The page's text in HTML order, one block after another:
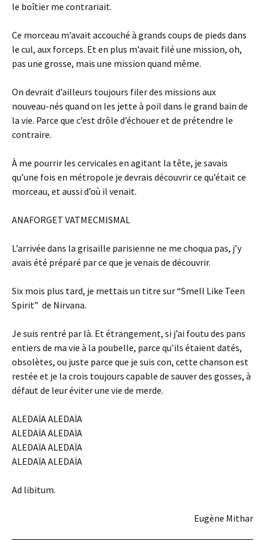
le boîtier me contrariait.
Ce morceau m’avait accouché à grands coups de pieds dans
le cul, aux forceps. Et en plus m’avait filé une mission, oh,
pas une grosse, mais une mission quand même.
On devrait d’ailleurs toujours filer des missions aux
nouveau-nés quand on les jette à poil dans le grand bain de
la vie. Parce que c’est drôle d’échouer et de prétendre le
contraire.
À me pourrir les cervicales en agitant la tête, je savais
qu’une fois en métropole je devrais découvrir ce qu’était ce
morceau, et aussi d’où il venait.
ANAFORGET VATMECMISMAL
L’arrivée dans la grisaille parisienne ne me choqua pas, j’y
avais été préparé par ce que je venais de découvrir.
Six mois plus tard, je mettais un titre sur “Smell Like Teen
Spirit” de Nirvana.
Je suis rentré par là. Et étrangement, si j’ai foutu des pans
entiers de ma vie à la poubelle, parce qu’ils étaient datés,
obsolètes, ou juste parce que je suis con, cette chanson est
restée et je la crois toujours capable de sauver des gosses, à
défaut de leur éviter une vie de merde.
ALEDAÏA ALEDAÏA
ALEDAÏA ALEDAÏA
ALEDAÏA ALEDAÏA
ALEDAÏA ALEDAÏA
Ad libitum.
Eugène Mithar